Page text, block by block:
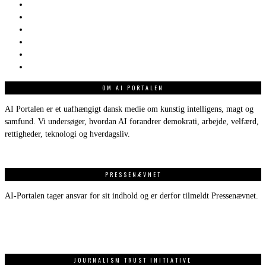
OM AI PORTALEN
AI Portalen er et uafhængigt dansk medie om kunstig intelligens, magt og
samfund. Vi undersøger, hvordan AI forandrer demokrati, arbejde, velfærd,
rettigheder, teknologi og hverdagsliv.
PRESSENÆVNET
AI-Portalen tager ansvar for sit indhold og er derfor tilmeldt Pressenævnet.
JOURNALISM TRUST INITIATIVE